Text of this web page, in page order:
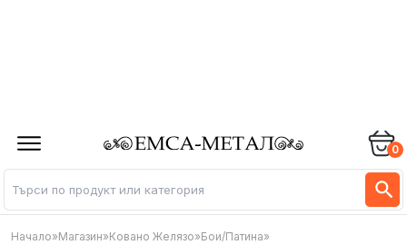
0
Начало»Магазин»Ковано Желязо»Бои/Патина»